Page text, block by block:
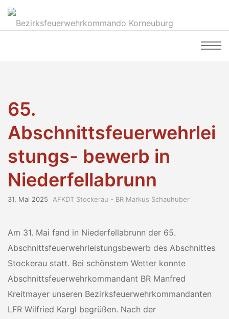
65.
Abschnittsfeuerwehrlei
stungs- bewerb in
Niederfellabrunn
31. Mai 2025 AFKDT Stockerau - BR Markus Schauhuber
Am 31. Mai fand in Niederfellabrunn der 65.
Abschnittsfeuerwehrleistungsbewerb des Abschnittes
Stockerau statt. Bei schönstem Wetter konnte
Abschnittsfeuerwehrkommandant BR Manfred
Kreitmayer unseren Bezirksfeuerwehrkommandanten
LFR Wilfried Kargl begrüßen. Nach der